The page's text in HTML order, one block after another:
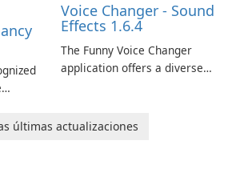
Voice Changer - Sound
Effects 1.6.4
The Funny Voice Changer
application offers a diverse
users with robust
últimas actualizaciones